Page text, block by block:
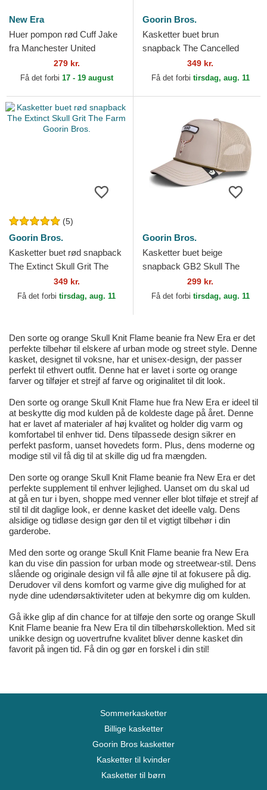
New Era
Huer pompon rød Cuff Jake
fra Manchester United
Football Club Premier League
af New Era
279 kr.
Få det forbi 17 - 19 august
Goorin Bros.
Kasketter buet brun
snapback The Cancelled
Skull Grit The Farm Goorin
Bros.
349 kr.
Få det forbi tirsdag, aug. 11
(5)
Goorin Bros.
Kasketter buet rød snapback
The Extinct Skull Grit The
Farm Goorin Bros.
349 kr.
Få det forbi tirsdag, aug. 11
Goorin Bros.
Kasketter buet beige
snapback GB2 Skull The
Rocker The Farm Goorin
Bros.
299 kr.
Få det forbi tirsdag, aug. 11
Den sorte og orange Skull Knit Flame beanie fra New Era er det
perfekte tilbehør til elskere af urban mode og street style. Denne
kasket, designet til voksne, har et unisex-design, der passer
perfekt til ethvert outfit. Denne hat er lavet i sorte og orange
farver og tilføjer et strejf af farve og originalitet til dit look.
Den sorte og orange Skull Knit Flame hue fra New Era er ideel til
at beskytte dig mod kulden på de koldeste dage på året. Denne
hat er lavet af materialer af høj kvalitet og holder dig varm og
komfortabel til enhver tid. Dens tilpassede design sikrer en
perfekt pasform, uanset hovedets form. Plus, dens moderne og
modige stil vil få dig til at skille dig ud fra mængden.
Den sorte og orange Skull Knit Flame beanie fra New Era er det
perfekte supplement til enhver lejlighed. Uanset om du skal ud
at gå en tur i byen, shoppe med venner eller blot tilføje et strejf af
stil til dit daglige look, er denne kasket det ideelle valg. Dens
alsidige og tidløse design gør den til et vigtigt tilbehør i din
garderobe.
Med den sorte og orange Skull Knit Flame beanie fra New Era
kan du vise din passion for urban mode og streetwear-stil. Dens
slående og originale design vil få alle øjne til at fokusere på dig.
Derudover vil dens komfort og varme give dig mulighed for at
nyde dine udendørsaktiviteter uden at bekymre dig om kulden.
Gå ikke glip af din chance for at tilføje den sorte og orange Skull
Knit Flame beanie fra New Era til din tilbehørskollektion. Med sit
unikke design og uovertrufne kvalitet bliver denne kasket din
favorit på ingen tid. Få din og gør en forskel i din stil!
Sommerkasketter
Billige kasketter
Goorin Bros kasketter
Kasketter til kvinder
Kasketter til børn